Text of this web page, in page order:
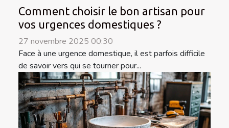
Comment choisir le bon artisan pour
vos urgences domestiques ?
27 novembre 2025 00:30
Face à une urgence domestique, il est parfois difficile
de savoir vers qui se tourner pour...